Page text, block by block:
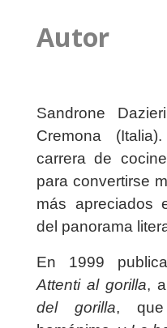
Autor
Sandrone
Cremona
carrera de
para convertirse
más apreciados
del panorama
En 1999
Attenti al gorilla,
del gorilla, que